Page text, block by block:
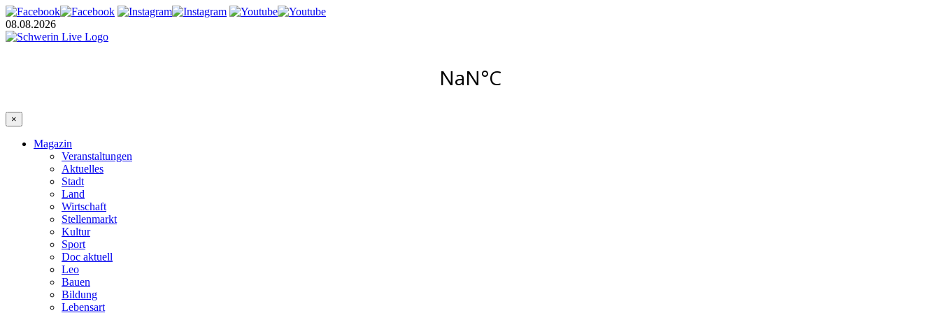
08.08.2026
×
Magazin
Veranstaltungen
Aktuelles
Stadt
Land
Wirtschaft
Stellenmarkt
Kultur
Sport
Doc aktuell
Leo
Bauen
Bildung
Lebensart